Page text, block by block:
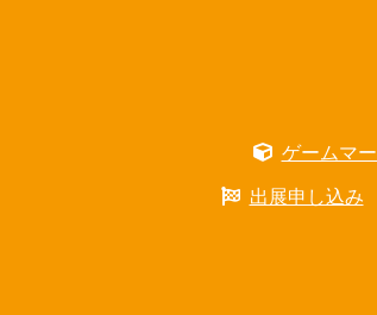
ゲームマ
出展申し込み